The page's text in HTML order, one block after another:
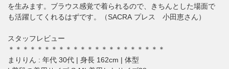
を生みます。ブラウス感覚で着られるので、きちんとした場面で
も活躍してくれるはずです。（SACRA プレス 小田恵さん）
スタッフレビュー
＊＊＊＊＊＊＊＊＊＊＊＊＊＊＊＊＊＊＊＊＊＊
まりりん : 年代 30代 | 身長 162cm | 体型